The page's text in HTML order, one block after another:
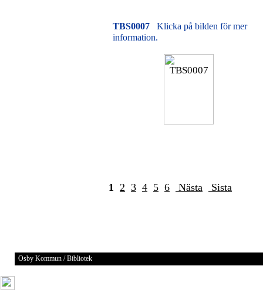
TBS0007
Klicka på bilden för mer
information.
1 2 3 4 5 6 Nästa Sista
Osby Kommun / Bibliotek